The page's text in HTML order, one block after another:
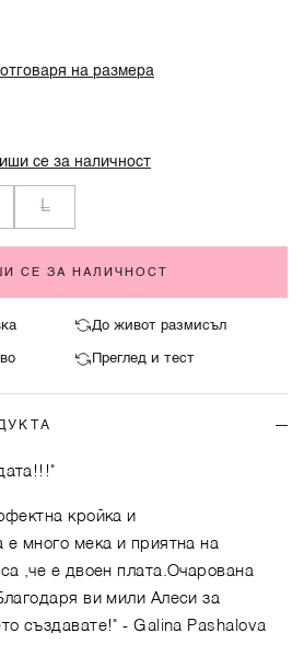
отговаря на размера
се за наличност
L
СЕ ЗА НАЛИЧНОСТ
До живот размисъл
Преглед и тест
кройка и
е много мека и приятна на
,че е двоен плата.Очарована
ви мили Алеси за
създавате!" - Galina Pashalova